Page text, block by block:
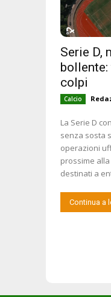
Serie D,
colpi
Calcio
La Serie D
senza sosta
operazioni
prossime
destinati a
Continua a